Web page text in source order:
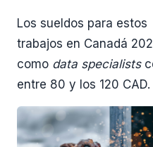
Los sueldos para estos
trabajos en Canadá
como data specialists
entre 80 y los 120 CAD.